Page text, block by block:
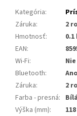
Kategória:
Záruka:
2
Hmotnosť:
0.1
EAN:
Wi-Fi:
Nie
Bluetooth:
Ano
Záruka:
2
Farba - presná: Bílá
Výška (mm):
118